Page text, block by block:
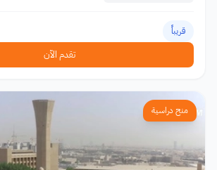
قريباً
تقدم الآن
منح دراسية